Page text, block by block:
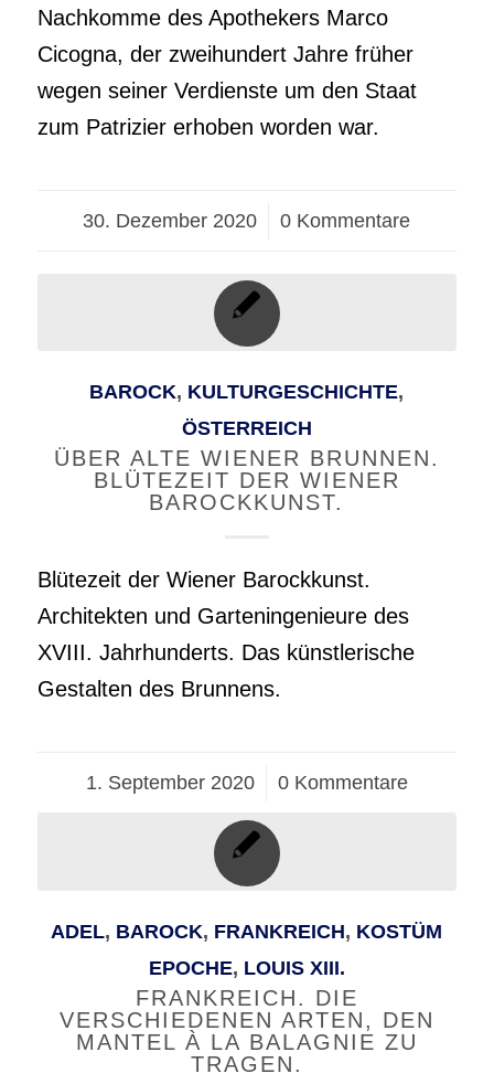
Nachkomme des Apothekers Marco
Cicogna, der zweihundert Jahre früher
wegen seiner Verdienste um den Staat
zum Patrizier erhoben worden war.
30. Dezember 2020
/ 0 Kommentare
BAROCK, KULTURGESCHICHTE,
ÖSTERREICH
ÜBER ALTE WIENER BRUNNEN.
BLÜTEZEIT DER WIENER
BAROCKKUNST.
Blütezeit der Wiener Barockkunst.
Architekten und Garteningenieure des
XVIII. Jahrhunderts. Das künstlerische
Gestalten des Brunnens.
1. September 2020
/ 0 Kommentare
ADEL, BAROCK, FRANKREICH, KOSTÜM
EPOCHE, LOUIS XIII.
FRANKREICH. DIE
VERSCHIEDENEN ARTEN, DEN
MANTEL À LA BALAGNIE ZU
TRAGEN.